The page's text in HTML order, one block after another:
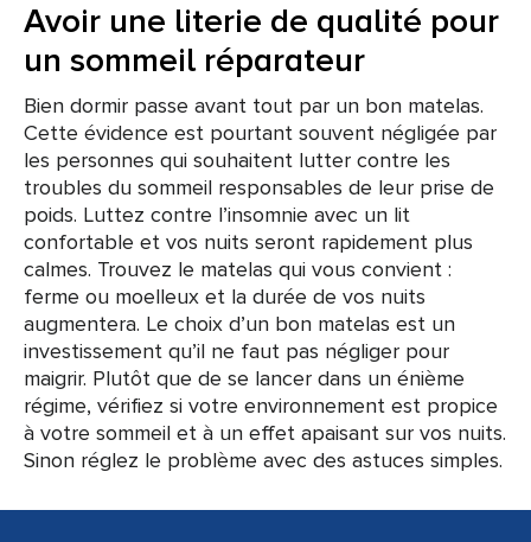
Avoir une literie de qualité pour
un sommeil réparateur
Bien dormir passe avant tout par un bon matelas.
Cette évidence est pourtant souvent négligée par
les personnes qui souhaitent lutter contre les
troubles du sommeil responsables de leur prise de
poids. Luttez contre l’insomnie avec un lit
confortable et vos nuits seront rapidement plus
calmes. Trouvez le matelas qui vous convient :
ferme ou moelleux et la durée de vos nuits
augmentera. Le choix d’un bon matelas est un
investissement qu’il ne faut pas négliger pour
maigrir. Plutôt que de se lancer dans un énième
régime, vérifiez si votre environnement est propice
à votre sommeil et à un effet apaisant sur vos nuits.
Sinon réglez le problème avec des astuces simples.